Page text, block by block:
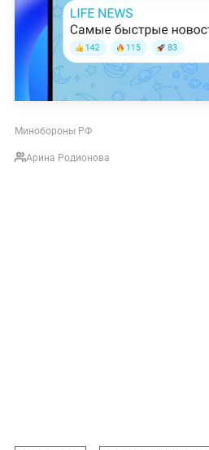
Минобороны РФ
Арина Родионова